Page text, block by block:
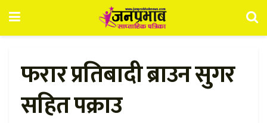
फरार प्रतिबादी ब्राउन सुगर
सहित पक्राउ